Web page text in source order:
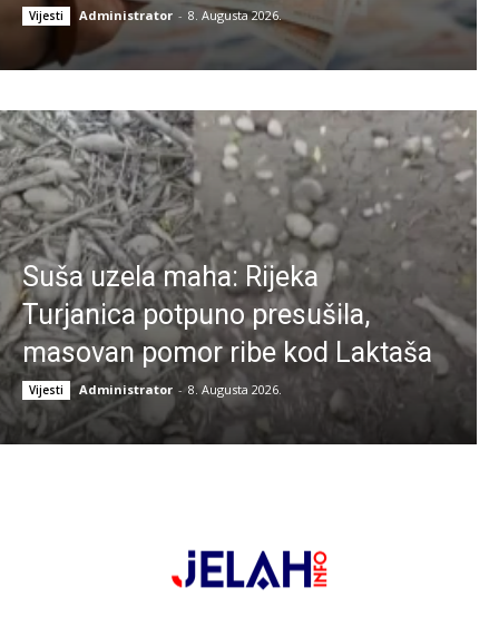
Vijesti Administrator - 8. Augusta 2026.
Suša uzela maha: Rijeka
Turjanica potpuno presušila,
masovan pomor ribe kod Laktaša
Vijesti Administrator - 8. Augusta 2026.